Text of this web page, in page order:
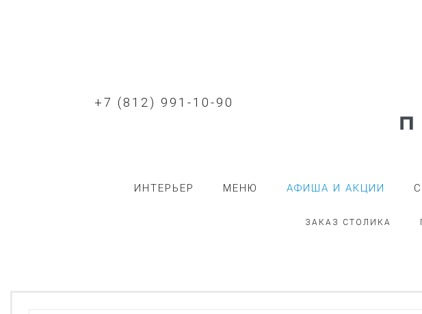
+7 (812) 991-10-90
ИНТЕРЬЕР МЕНЮ АФИША И АКЦИИ
ЗАКАЗ СТОЛИКА